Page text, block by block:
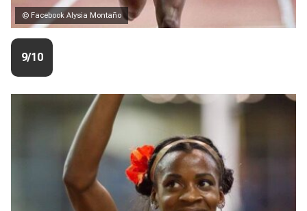
© Facebook Alysia Montaño
9/10